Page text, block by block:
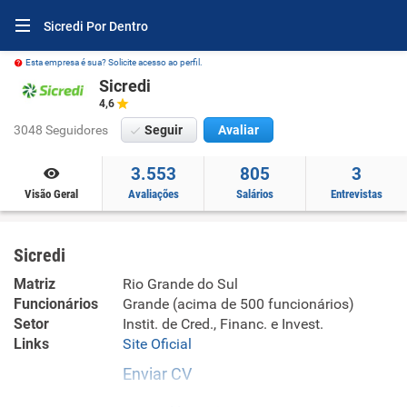
Sicredi Por Dentro
Esta empresa é sua? Solicite acesso ao perfil.
Sicredi
4,6
3048 Seguidores Seguir Avaliar
Visão Geral
3.553
Avaliações
805
Salários
3
Entrevistas
Sicredi
Matriz
Rio Grande do Sul
Funcionários
Grande (acima de 500 funcionários)
Setor
Instit. de Cred., Financ. e Invest.
Links
Site Oficial
Enviar CV